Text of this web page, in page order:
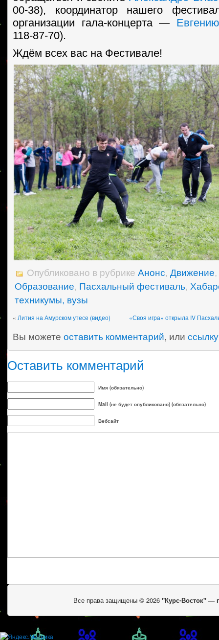
00-38), координатор нашего
организации гала-концерта —
118-87-70).
Ждём всех вас на Фестивале!
Опубликовано в рубрике Анонс, Движение,
Образование, Пасхальный фестиваль,
техникумы, вузы
« Лития на Амурском утесе (видео) «Своя игра» открыла IV
Вы можете оставить комментарий, или ссылку
Оставить комментарий
Имя (обязательно)
Mail (не будет опубликовано) (обязательно)
Вебсайт
Все права защищены © 2026 "Курс-Восток" —